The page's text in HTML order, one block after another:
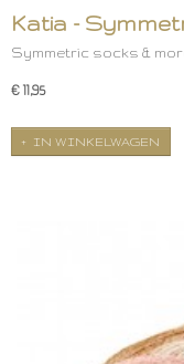
Katia -
Symmetric socks &
€ 11,95
IN WINKELWAGEN